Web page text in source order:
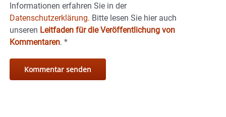
Informationen erfahren Sie in der
Datenschutzerklärung. Bitte lesen Sie hier auch
unseren Leitfaden für die Veröffentlichung von
Kommentaren. *